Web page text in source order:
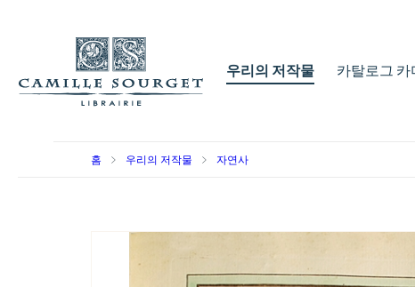
우리의 저작물 카탈로그 카
홈 우리의 저작물 자연사